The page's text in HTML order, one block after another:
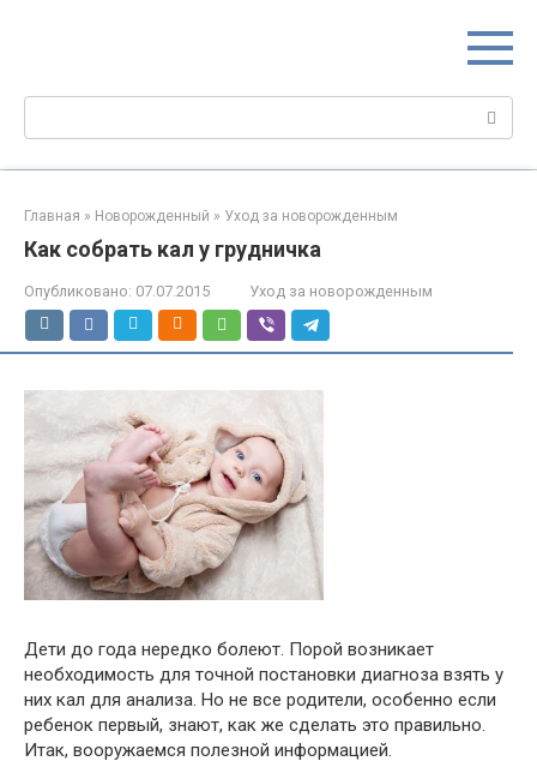
Поиск:
Главная » Новорожденный » Уход за новорожденным
Как собрать кал у грудничка
Опубликовано: 07.07.2015 Уход за новорожденным
Дети до года нередко болеют. Порой возникает
необходимость для точной постановки диагноза взять у
них кал для анализа. Но не все родители, особенно если
ребенок первый, знают, как же сделать это правильно.
Итак, вооружаемся полезной информацией.